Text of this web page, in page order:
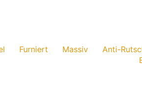
Furniert Massiv Anti-